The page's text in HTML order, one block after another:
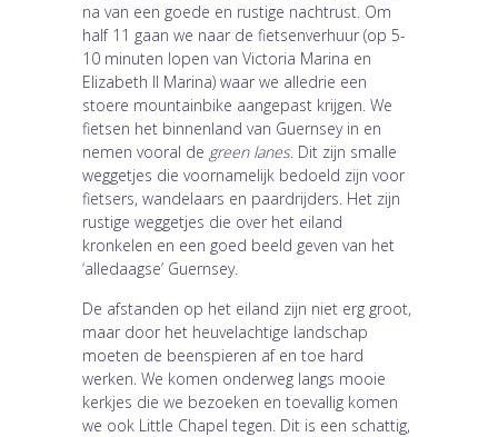
na van een goede en rustige nachtrust. Om
half 11 gaan we naar de fietsenverhuur (op 5-
10 minuten lopen van Victoria Marina en
Elizabeth II Marina) waar we alledrie een
stoere mountainbike aangepast krijgen. We
fietsen het binnenland van Guernsey in en
nemen vooral de green lanes. Dit zijn smalle
weggetjes die voornamelijk bedoeld zijn voor
fietsers, wandelaars en paardrijders. Het zijn
rustige weggetjes die over het eiland
kronkelen en een goed beeld geven van het
‘alledaagse’ Guernsey.
De afstanden op het eiland zijn niet erg groot,
maar door het heuvelachtige landschap
moeten de beenspieren af en toe hard
werken. We komen onderweg langs mooie
kerkjes die we bezoeken en toevallig komen
we ook Little Chapel tegen. Dit is een schattig,